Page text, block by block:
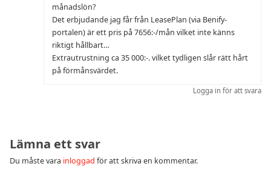
månadslön?
Det erbjudande jag får från LeasePlan (via Benify-
portalen) är ett pris på 7656:-/mån vilket inte känns
riktigt hållbart…
Extrautrustning ca 35 000:-. vilket tydligen slår rätt hårt
på förmånsvärdet.
Logga in för att svara
Lämna ett svar
Du måste vara inloggad för att skriva en kommentar.